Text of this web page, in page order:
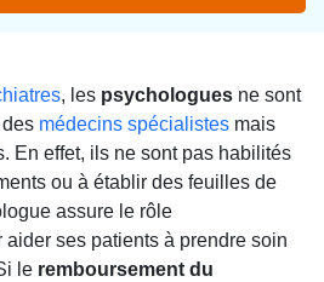
, les psychologues ne sont
médecins spécialistes mais
En effet, ils ne sont pas habilités
ou à établir des feuilles de
assure le rôle
aider ses patients à prendre soin
le remboursement du